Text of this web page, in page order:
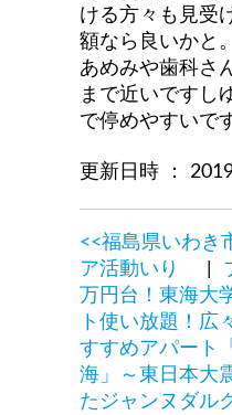
ける方々も見受
額なら良いかと。
あめみや歯科さ
まで近いですし
で停めやすいで
更新日時 ：
<<福島県いわき
ア活動いり
万円台！東海大
ト使い放題！広
すすめアパート
海」～東日本大
たジャンヌダル